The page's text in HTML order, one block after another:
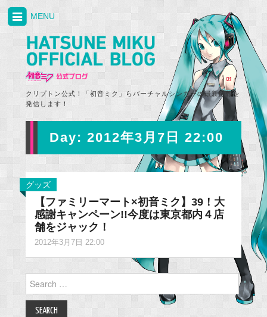
クリプトン公式！「初音ミク」らバーチャルシンガーの最新情報を
発信します！
MENU
Day: 2012年3月7日 22:00
グッズ
【ファミリーマート×初音ミク】39！大
感謝キャンペーン!!今度は東京都内４店
舗をジャック！
2012年3月7日 22:00
Search
for: